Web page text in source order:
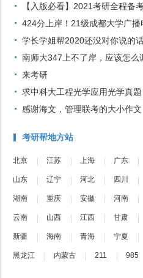
【入版必看】2021考研全程备
划！
424分上岸！21级成都大学广播
视第1名三跨二战上岸经
学长学姐帮2020还没对你说的话
今天这就告诉你
南师大347上不了岸，应该怎么
来考研
求中科大工程光学应用光学真题
感谢海文，管理联考的大小作文
考研帮地方站
北京 江苏 上海 广东
山东 辽宁 河北 四川
湖南 重庆 安徽 河南
云南 山西 江西 甘肃
新疆 海南 青海 宁夏
黑龙江 内蒙古 211 985